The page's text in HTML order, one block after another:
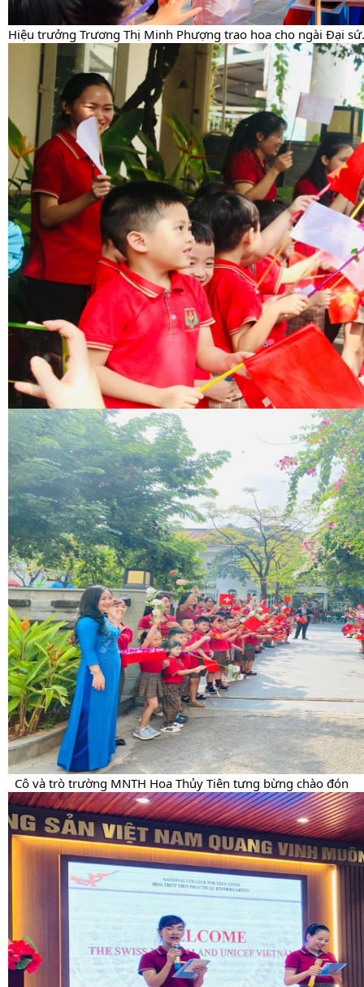
Hiệu trưởng Trương Thị Minh Phượng trao hoa cho ngài Đại sứ.
Cô và trò trường MNTH Hoa Thủy Tiên tưng bừng chào đón